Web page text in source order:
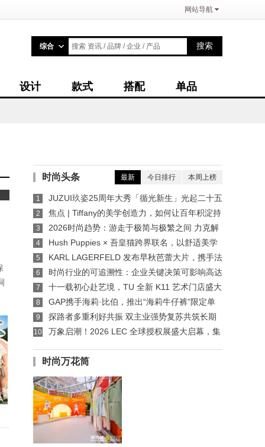
网站导航
综合 搜索 资讯 / 品牌 / 企业 / 产品 搜索
设计 款式 搭配 单品
新年我要的清新糖
最新 今日排行 本周上榜
时尚头条
1
JUZUI玖姿25周年大秀「循光新生」光起二十五
载，共启新生优雅
2
焦点 | Tiffany的美学创造力，如何让百年积淀持
续生长？
3
2026时尚趋势：游走于极简与极繁之间 力克解
读价值与反差并存的夏季风尚
4
Hush Puppies × 吾皇猫跨界联名，以舒适美学
碰撞国漫IP
5
KARL LAGERFELD 发布早秋芭蕾大片，携手法
国艺术团体呈献七夕“双生灵感”
6
时尚行业的可追溯性：企业关键决策可影响高达
77%的碳足迹
7
十一载初心赴艺境，TU 全新 K11 艺术门店盛大
启幕 —— 以可持续美学重构东方成衣生命力
8
​GAP携手海莉·比伯，推出“海莉牛仔裤”限定单
品系列
9
探路者多重利好共振 双主业强势复苏共筑长期
价值
10
万象启潮！2026 LEC 全球授权展盛大启幕，集
时尚万花筒